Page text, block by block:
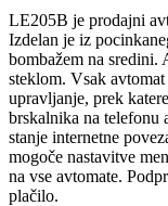
LE205B je prodajni
Izdelan je iz
bombažem na
steklom. Vsak
upravljanje, prek
brskalnika na telefonu
stanje internetne
mogoče nastavitve
na vse avtomate.
plačilo.